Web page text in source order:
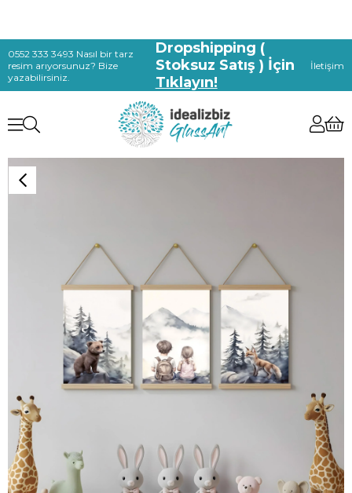
0552 333 3493 Nasıl bir tarz
resim arıyorsunuz? Bize
yazabilirsiniz.
Dropshipping (
Stoksuz Satış ) İçin
Tıklayın!
İletişim